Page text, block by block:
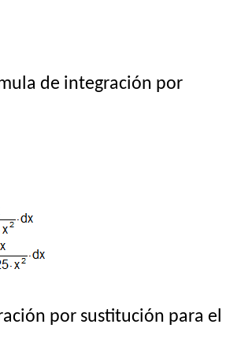
de integración por
por sustitución para el